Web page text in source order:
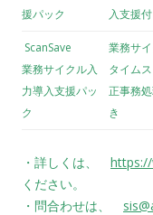
援パック
入支援
ScanSave
業務サイクル入
力導入支援パッ
ク
業務サ
タイム
正事務
き
・詳しくは、
ください。
・問合わせは、